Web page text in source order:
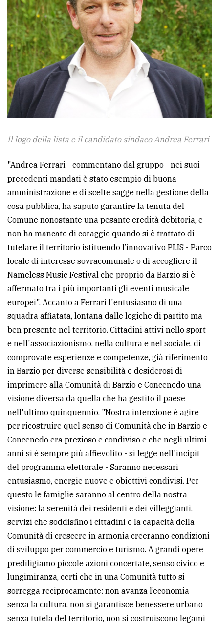
Il logo della lista e il candidato sindaco Andrea Ferrari
"Andrea Ferrari - commentano dal gruppo - nei suoi
precedenti mandati è stato esempio di buona
amministrazione e di scelte sagge nella gestione della
cosa pubblica, ha saputo garantire la tenuta del
Comune nonostante una pesante eredità debitoria, e
non ha mancato di coraggio quando si è trattato di
tutelare il territorio istituendo l’innovativo PLIS - Parco
locale di interesse sovracomunale o di accogliere il
Nameless Music Festival che proprio da Barzio si è
affermato tra i più importanti gli eventi musicale
europei". Accanto a Ferrari l'entusiasmo di una
squadra affiatata, lontana dalle logiche di partito ma
ben presente nel territorio. Cittadini attivi nello sport
e nell'associazionismo, nella cultura e nel sociale, di
comprovate esperienze e competenze, già riferimento
in Barzio per diverse sensibilità e desiderosi di
imprimere alla Comunità di Barzio e Concenedo una
visione diversa da quella che ha gestito il paese
nell'ultimo quinquennio. "Nostra intenzione è agire
per ricostruire quel senso di Comunità che in Barzio e
Concenedo era prezioso e condiviso e che negli ultimi
anni si è sempre più affievolito - si legge nell'incipit
del programma elettorale - Saranno necessari
entusiasmo, energie nuove e obiettivi condivisi. Per
questo le famiglie saranno al centro della nostra
visione: la serenità dei residenti e dei villeggianti,
servizi che soddisfino i cittadini e la capacità della
Comunità di crescere in armonia creeranno condizioni
di sviluppo per commercio e turismo. A grandi opere
prediligiamo piccole azioni concertate, senso civico e
lungimiranza, certi che in una Comunità tutto si
sorregga reciprocamente: non avanza l’economia
senza la cultura, non si garantisce benessere urbano
senza tutela del territorio, non si costruiscono legami